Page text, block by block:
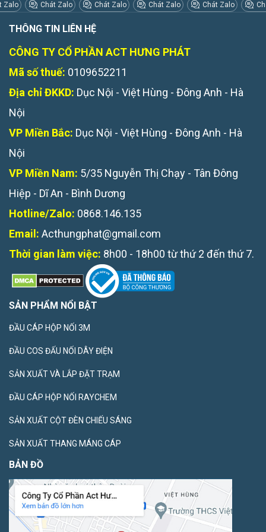
Zalo Chát Zalo Chát Zalo Chát Zalo Chát Zalo
THÔNG TIN LIÊN HỆ
CÔNG TY CỔ PHẦN ACT HƯNG PHÁT
Mã số thuế: 0109652211
Địa chỉ ĐKKD: Dục Nội - Việt Hùng - Đông Anh - Hà
Nội
VP Miền Bắc: Dục Nội - Việt Hùng - Đông Anh - Hà
Nội
VP Miền Nam: 5/35 Nguyễn Thị Chạy - Tân Đông
Hiệp - Dĩ An - Bình Dương
Hotline/Zalo: 0868.146.135
Email: Acthungphat@gmail.com
Thời gian làm việc: 8h00 - 18h00 từ thứ 2 đến thứ 7.
SẢN PHẨM NỔI BẬT
ĐẦU CÁP HỘP NỐI 3M
ĐẦU COS ĐẤU NỐI DÂY ĐIỆN
SẢN XUẤT VÀ LẮP ĐẶT TRẠM
ĐẦU CÁP HỘP NỐI RAYCHEM
SẢN XUẤT CỘT ĐÈN CHIẾU SÁNG
SẢN XUẤT THANG MÁNG CÁP
BẢN ĐỒ